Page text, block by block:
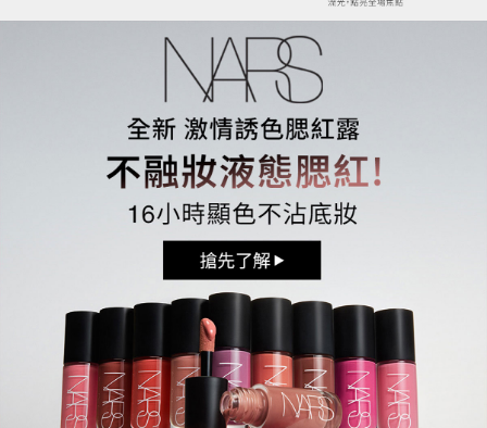
折扣優惠碼 【 WELCOME 】已複製成功
確認
折扣優惠碼 【 NARSLOYAL 】已複製成功
確認
折扣優惠碼 【 NARS2000 】已複製成功
確認